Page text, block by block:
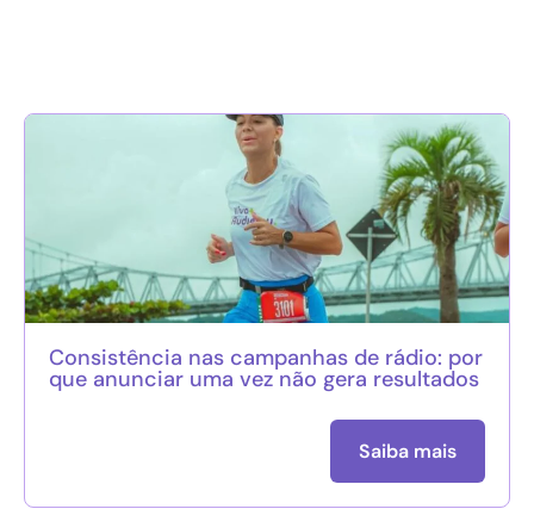
Consistência nas campanhas de rádio: por
que anunciar uma vez não gera resultados
Saiba mais